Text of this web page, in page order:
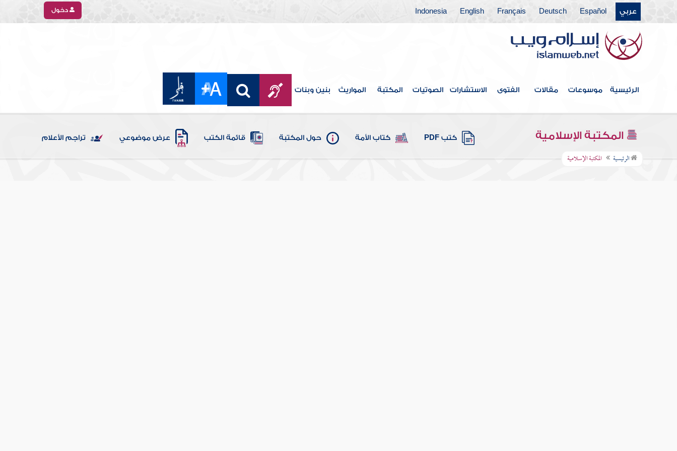
عربي Español
Deutsch
Français
English
Indonesia دخول
الرئيسية موسوعات مقالات الفتوى الاستشارات الصوتيات المكتبة المواريث بنين وبنات
المكتبة الإسلامية كتب PDF كتاب الأمة حول المكتبة قائمة الكتب عرض موضوعي تراجم الأعلام
الرئيسية المكتبة الإسلامية